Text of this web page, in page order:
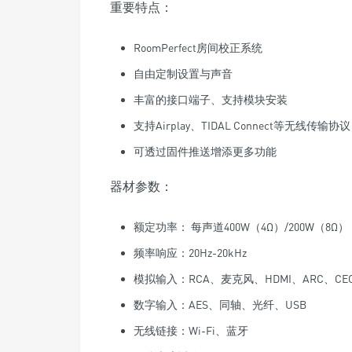
重要特点：
RoomPerfect房间校正系统
自由定制设置与声音
丰富的接口端子、支持模块安装
支持Airplay、TIDAL Connect等无线传输协议
可透过固件推送增添更多功能
器材参数：
额定功率： 每声道400W（4Ω）/200W（8Ω）
频率响应：20Hz-20kHz
模拟输入：RCA、麦克风、HDMI、ARC、
数字输入：AES、同轴、光纤、USB
无线链接：Wi-Fi、蓝牙